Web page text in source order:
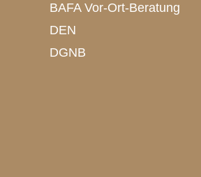
BAFA Vor-Ort-Beratung
DEN
DGNB